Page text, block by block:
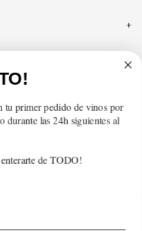
tu primer pedido de vinos por
durante las 24h siguientes al
de TODO!